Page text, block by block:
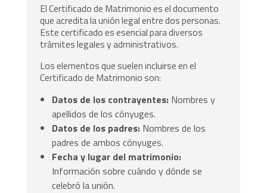
El Certificado de Matrimonio es el documento
que acredita la unión legal entre dos personas.
Este certificado es esencial para diversos
trámites legales y administrativos.
Los elementos que suelen incluirse en el
Certificado de Matrimonio son:
Datos de los contrayentes: Nombres y
apellidos de los cónyuges.
Datos de los padres: Nombres de los
padres de ambos cónyuges.
Fecha y lugar del matrimonio:
Información sobre cuándo y dónde se
celebró la unión.